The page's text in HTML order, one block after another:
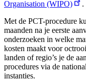
Organisation (WIPO)
.
Met de PCT-procedure
maanden na je eerste
onderzoeken in welke
kosten maakt voor
landen of regio’s je de
procedures via de
instanties.